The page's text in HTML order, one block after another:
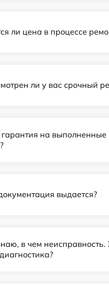
ли цена в процессе
ли у вас срочный
гарантия на выполненные
выдается?
в чем неисправность.